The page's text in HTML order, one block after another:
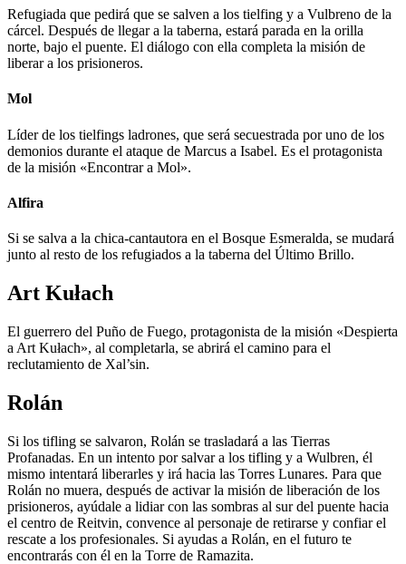
Refugiada que pedirá que se salven a los tielfing y a Vulbreno de la
cárcel. Después de llegar a la taberna, estará parada en la orilla
norte, bajo el puente. El diálogo con ella completa la misión de
liberar a los prisioneros.
Mol
Líder de los tielfings ladrones, que será secuestrada por uno de los
demonios durante el ataque de Marcus a Isabel. Es el protagonista
de la misión «Encontrar a Mol».
Alfira
Si se salva a la chica-cantautora en el Bosque Esmeralda, se mudará
junto al resto de los refugiados a la taberna del Último Brillo.
Art Kułach
El guerrero del Puño de Fuego, protagonista de la misión «Despierta
a Art Kułach», al completarla, se abrirá el camino para el
reclutamiento de Xal’sin.
Rolán
Si los tifling se salvaron, Rolán se trasladará a las Tierras
Profanadas. En un intento por salvar a los tifling y a Wulbren, él
mismo intentará liberarles y irá hacia las Torres Lunares. Para que
Rolán no muera, después de activar la misión de liberación de los
prisioneros, ayúdale a lidiar con las sombras al sur del puente hacia
el centro de Reitvin, convence al personaje de retirarse y confiar el
rescate a los profesionales. Si ayudas a Rolán, en el futuro te
encontrarás con él en la Torre de Ramazita.